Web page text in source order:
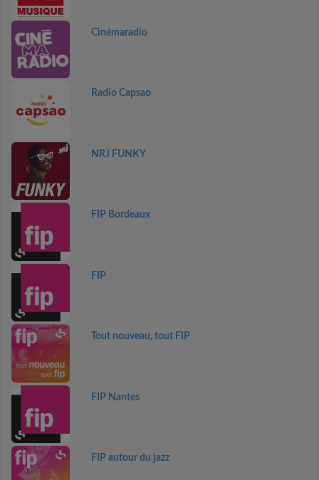
Cinémaradio
Radio Capsao
NRJ FUNKY
FIP Bordeaux
FIP
Tout nouveau, tout FIP
FIP Nantes
FIP autour du jazz